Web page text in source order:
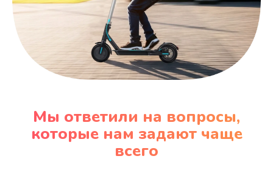
Мы ответили на вопросы,
которые нам задают чаще
всего